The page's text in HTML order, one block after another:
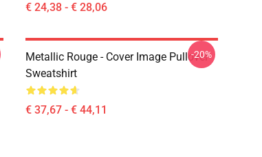
€ 24,38 - € 28,06
Metallic Rouge - Cover Image Pullover
Sweatshirt
€ 37,67 - € 44,11
-20%